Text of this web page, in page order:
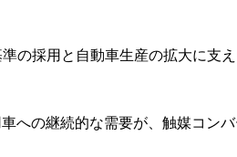
の採用と自動車生産の拡大に支
への継続的な需要が、触媒コン